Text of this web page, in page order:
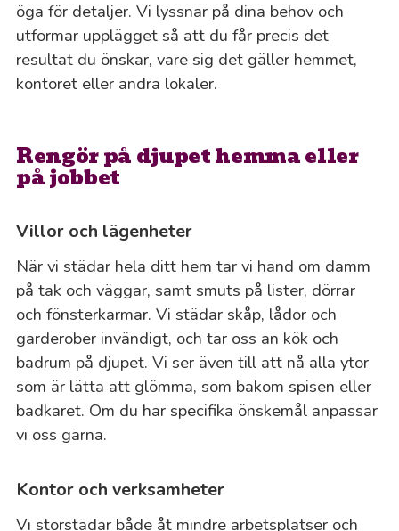
öga för detaljer. Vi lyssnar på dina behov och
utformar upplägget så att du får precis det
resultat du önskar, vare sig det gäller hemmet,
kontoret eller andra lokaler.
Rengör på djupet hemma eller
på jobbet
Villor och lägenheter
När vi städar hela ditt hem tar vi hand om damm
på tak och väggar, samt smuts på lister, dörrar
och fönsterkarmar. Vi städar skåp, lådor och
garderober invändigt, och tar oss an kök och
badrum på djupet. Vi ser även till att nå alla ytor
som är lätta att glömma, som bakom spisen eller
badkaret. Om du har specifika önskemål anpassar
vi oss gärna.
Kontor och verksamheter
Vi storstädar både åt mindre arbetsplatser och